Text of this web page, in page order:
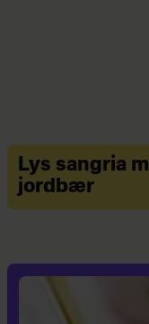
Lys sangria
jordbær